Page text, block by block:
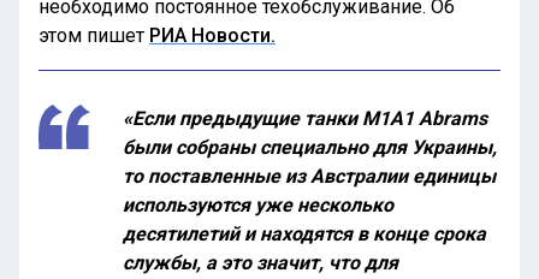
необходимо постоянное техобслуживание. Об
этом пишет РИА Новости.
«Если предыдущие танки M1A1 Abrams
были собраны специально для Украины,
то поставленные из Австралии единицы
используются уже несколько
десятилетий и находятся в конце срока
службы, а это значит, что для